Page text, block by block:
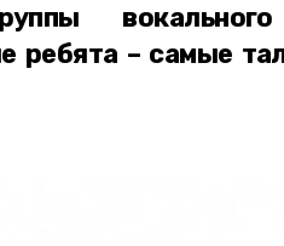
ребята – самые